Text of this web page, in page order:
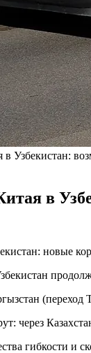
в Узбекистан:
в
новые
(переход
через
гибкости и